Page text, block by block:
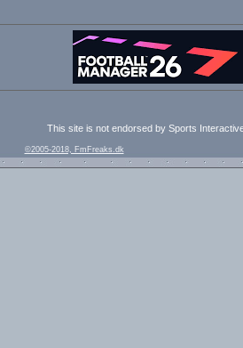
This site is not endorsed by Sports
©2005-2018, FmFreaks.dk